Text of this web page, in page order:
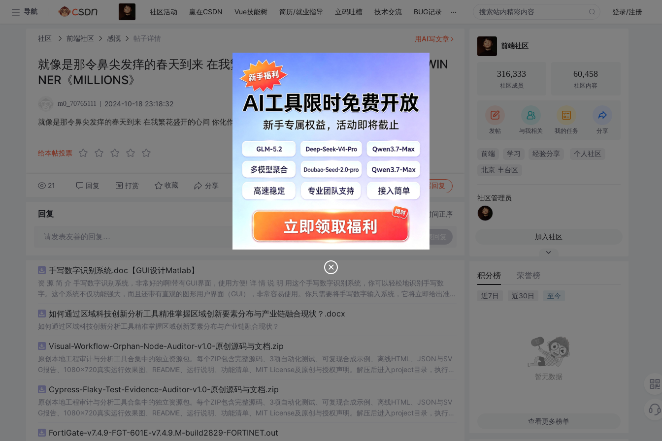
导航 社区活动 赢在CSDN Vue技能树 简历/就业指导 立码吐槽 技术交流 BUG记录 ... 登录/注册
社区 前端社区 感慨 帖子详情
就像是那令鼻尖发痒的春天到来 在我繁花盛开的心间 你化作蝴蝶飞来 ——WIN
NER《MILLIONS》
m0_70765111 2024-10-18 23:18:32
就像是那令鼻尖发痒的春天到来 在我繁花盛开的心间 你化作蝴蝶飞来 ——WINNER《MILLIONS》
给本帖投票
21 回复 打赏 收藏 分享 转发到动态 举报 写回复
用AI写文章
回复 切换为时间正序
请发表友善的回复…
手写数字识别系统.doc【GUI设计Matlab】
资 源 简 介 手写数字识别系统，非常好的啊!带有GUI界面，使用方便! 详 情 说 明 用这个手写数字识别系统，你可以轻松地识别手写数
字。这个系统不仅功能强大，而且还带有直观的图形用户界面（GUI），非常容易使用。你只需要将手写数字输入系统，它将立即给出准确
便和实用的工具，你一定会喜欢它的！
如何通过区域科技创新分析工具精准掌握区域创新要素分布与产业链融合现状？.docx
如何通过区域科技创新分析工具精准掌握区域创新要素分布与产业链融合现状？
Visual-Workflow-Orphan-Node-Auditor-v1.0-原创源码与文档.zip
原创本地工程审计与分析工具合集中的独立资源包。每个ZIP包含完整源码、3项自动化测试、可复现合成示例、离线HTML、JSON与SV
G报告、1080×720真实运行效果图、README、运行说明、功能清单、MIT License及原创与授权声明。解压后进入project目录，执行np
源码、Logo、官方截图、论文、生产日志或其他受限素材。适合前端开发、AI应用工程、测试审计和课程实践。
Cypress-Flaky-Test-Evidence-Auditor-v1.0-原创源码与文档.zip
原创本地工程审计与分析工具合集中的独立资源包。每个ZIP包含完整源码、3项自动化测试、可复现合成示例、离线HTML、JSON与SV
G报告、1080×720真实运行效果图、README、运行说明、功能清单、MIT License及原创与授权声明。解压后进入project目录，执行np
源码、Logo、官方截图、论文、生产日志或其他受限素材。适合前端开发、AI应用工程、测试审计和课程实践。
FortiGate-v7.4.9-FGT-601E-v7.4.9.M-build2829-FORTINET.out
前端社区
316,333
社区成员
60,458
社区内容
发帖 与我相关 我的任务 分享
前端 学习 经验分享 个人社区
北京·丰台区
社区管理员
加入社区
积分榜 荣誉榜
近7日 近30日 至今
暂无数据
查看更多榜单